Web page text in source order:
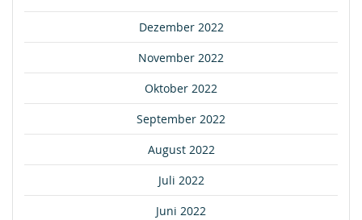
Dezember 2022
November 2022
Oktober 2022
September 2022
August 2022
Juli 2022
Juni 2022